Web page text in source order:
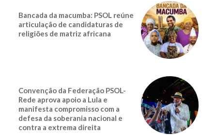
Bancada da macumba: PSOL reúne
articulação de candidaturas de
religiões de matriz africana
Convenção da Federação PSOL-
Rede aprova apoio a Lula e
manifesta compromisso com a
defesa da soberania nacional e
contra a extrema direita